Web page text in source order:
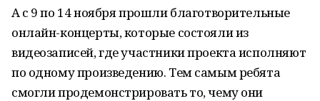
А с 9 по 14 ноября прошли благотворительные
онлайн-концерты, которые состояли из
видеозаписей, где участники проекта исполняют
по одному произведению. Тем самым ребята
смогли продемонстрировать то, чему они